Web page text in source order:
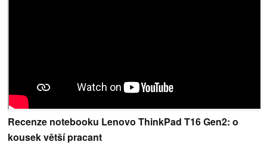
Recenze notebooku Lenovo ThinkPad T16 Gen2: o
kousek větší pracant